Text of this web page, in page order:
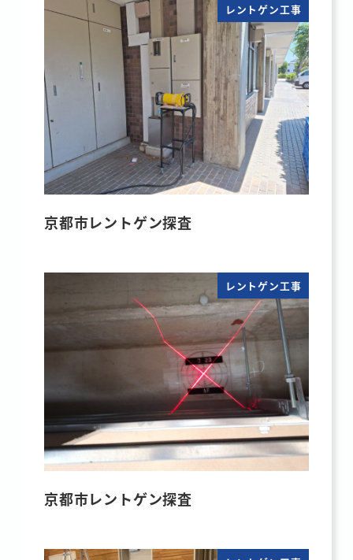
レントゲン工事
京都市レントゲン探査
レントゲン工事
京都市レントゲン探査